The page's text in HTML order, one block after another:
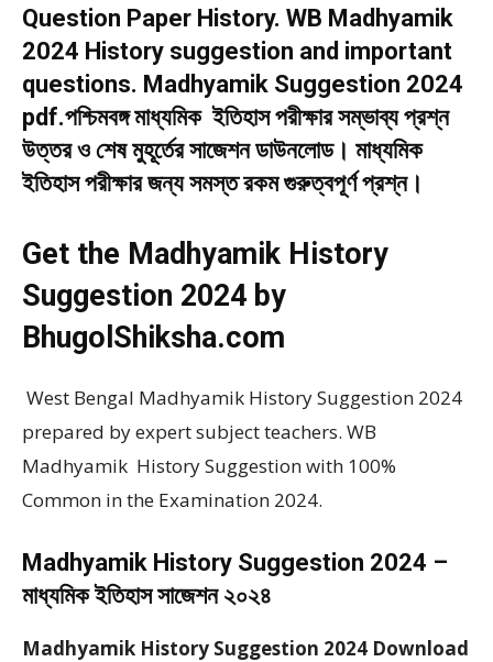
Question Paper History. WB Madhyamik
2024 History suggestion and important
questions. Madhyamik Suggestion 2024
pdf.পশ্চিমবঙ্গ মাধ্যমিক ইতিহাস পরীক্ষার সম্ভাব্য প্রশ্ন
উত্তর ও শেষ মুহূর্তের সাজেশন ডাউনলোড। মাধ্যমিক
ইতিহাস পরীক্ষার জন্য সমস্ত রকম গুরুত্বপূর্ণ প্রশ্ন।
Get the Madhyamik History
Suggestion 2024 by
BhugolShiksha.com
West Bengal Madhyamik History Suggestion 2024
prepared by expert subject teachers. WB
Madhyamik History Suggestion with 100%
Common in the Examination 2024.
Madhyamik History Suggestion 2024 –
মাধ্যমিক ইতিহাস সাজেশন ২০২৪
Madhyamik History Suggestion 2024 Download